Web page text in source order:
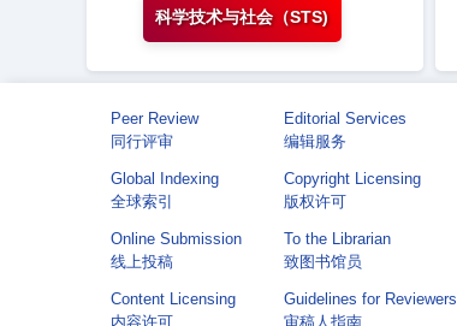
科学技术与社会（STS)
Peer Review
同行评审
Editorial Services
编辑服务
Global Indexing
全球索引
Copyright Licensing
版权许可
Online Submission
线上投稿
To the Librarian
致图书馆员
Content Licensing
内容许可
Guidelines for Reviewers
审稿人指南